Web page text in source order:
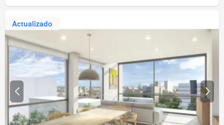
Actualizado